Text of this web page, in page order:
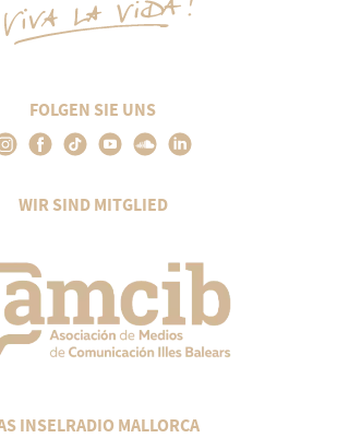
FOLGEN SIE UNS
WIR SIND MITGLIED
INSELRADIO MALLORCA